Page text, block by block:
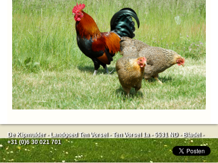
De Kipmulder - Landgoed Ten Vorsel - Ten Vorsel 1a - 5531 ND - Bladel -
+31 (0)6 30 021 701